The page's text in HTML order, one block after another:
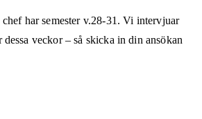
har semester v.28-31. Vi intervjuar
veckor – så skicka in din ansökan